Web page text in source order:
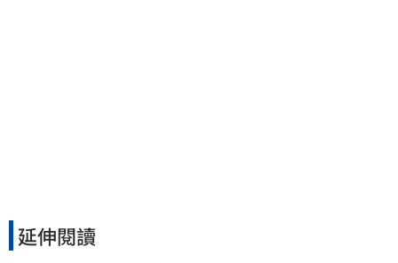
延伸閱讀